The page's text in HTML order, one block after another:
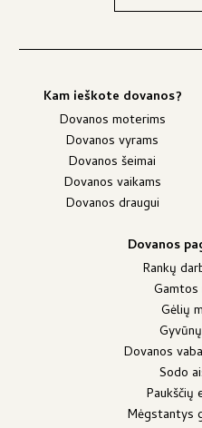
Kam ieškote dovanos?
Dovanos moterims
Dovanos vyrams
Dovanos šeimai
Dovanos vaikams
Dovanos draugui
Dovanos
Rankų
Gėlių
Dovanos
Sodo
Paukščių
Mėgstantys